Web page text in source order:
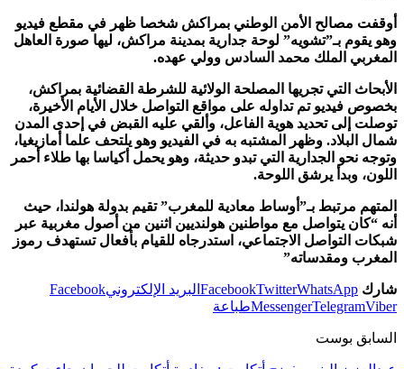
أوقفت مصالح الأمن الوطني بمراكش شخصا ظهر في مقطع فيديو
وهو يقوم بـ”تشويه” لوحة جدارية بمدينة مراكش، ليها صورة العاهل
المغربي الملك محمد السادس وولي عهده.
الأبحاث التي تجريها المصلحة الولائية للشرطة القضائية بمراكش،
بخصوص فيديو تم تداوله على مواقع التواصل خلال الأيام الأخيرة،
توصلت إلى تحديد هوية الفاعل، وألقي عليه القبض في إحدى المدن
شمال البلاد. وظهر المشتبه به في الفيديو وهو يلتحف علما أمازيغيا،
وتوجه نحو الجدارية التي تبدو حديثة، وهو يحمل أكياسا بها طلاء أحمر
اللون، وبدأ يرشق اللوحة.
المتهم مرتبط بـ”أوساط معادية للمغرب” تقيم بدولة هولندا، حيث
أنه “كان يتواصل مع مواطنين هولنديين اثنين من أصول مغربية عبر
شبكات التواصل الاجتماعي، استدرجاه للقيام بأفعال تستهدف رموز
المغرب ومقدساته”
شارك FacebookTwitterWhatsApp البريد الإلكترونيFacebook
MessengerTelegramViber طباعة
السابق بوست